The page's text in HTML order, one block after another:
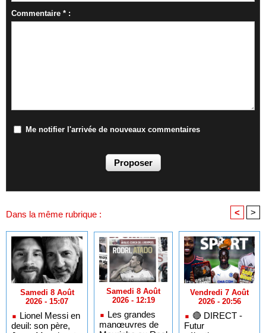
Commentaire * :
Me notifier l'arrivée de nouveaux commentaires
Dans la même rubrique : < >
Samedi 8 Août
2026 - 15:07
Lionel Messi en
deuil: son père,
Samedi 8 Août
2026 - 12:19
Les grandes
manœuvres de
Vendredi 7 Août
2026 - 20:56
🔴​ DIRECT -
Futur